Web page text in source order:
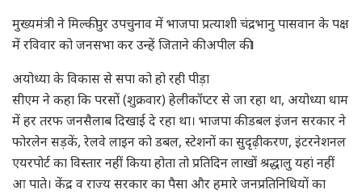
मुख्यमंत्री ने मिल्कीपुर उपचुनाव में भाजपा प्रत्याशी चंद्रभानु पासवान के पक्ष
में रविवार को जनसभा कर उन्हें जिताने की अपील की।
अयोध्या के विकास से सपा को हो रही पीड़ा
सीएम ने कहा कि परसों (शुक्रवार) हेलीकॉप्टर से जा रहा था, अयोध्या धाम
में हर तरफ जनसैलाब दिखाई दे रहा था। भाजपा की डबल इंजन सरकार ने
फोरलेन सड़कें, रेलवे लाइन को डबल, स्टेशनों का सुदृढ़ीकरण, इंटरनेशनल
एयरपोर्ट का विस्तार नहीं किया होता तो प्रतिदिन लाखों श्रद्धालु यहां नहीं
आ पाते। केंद्र व राज्य सरकार का पैसा और हमारे जनप्रतिनिधियों का